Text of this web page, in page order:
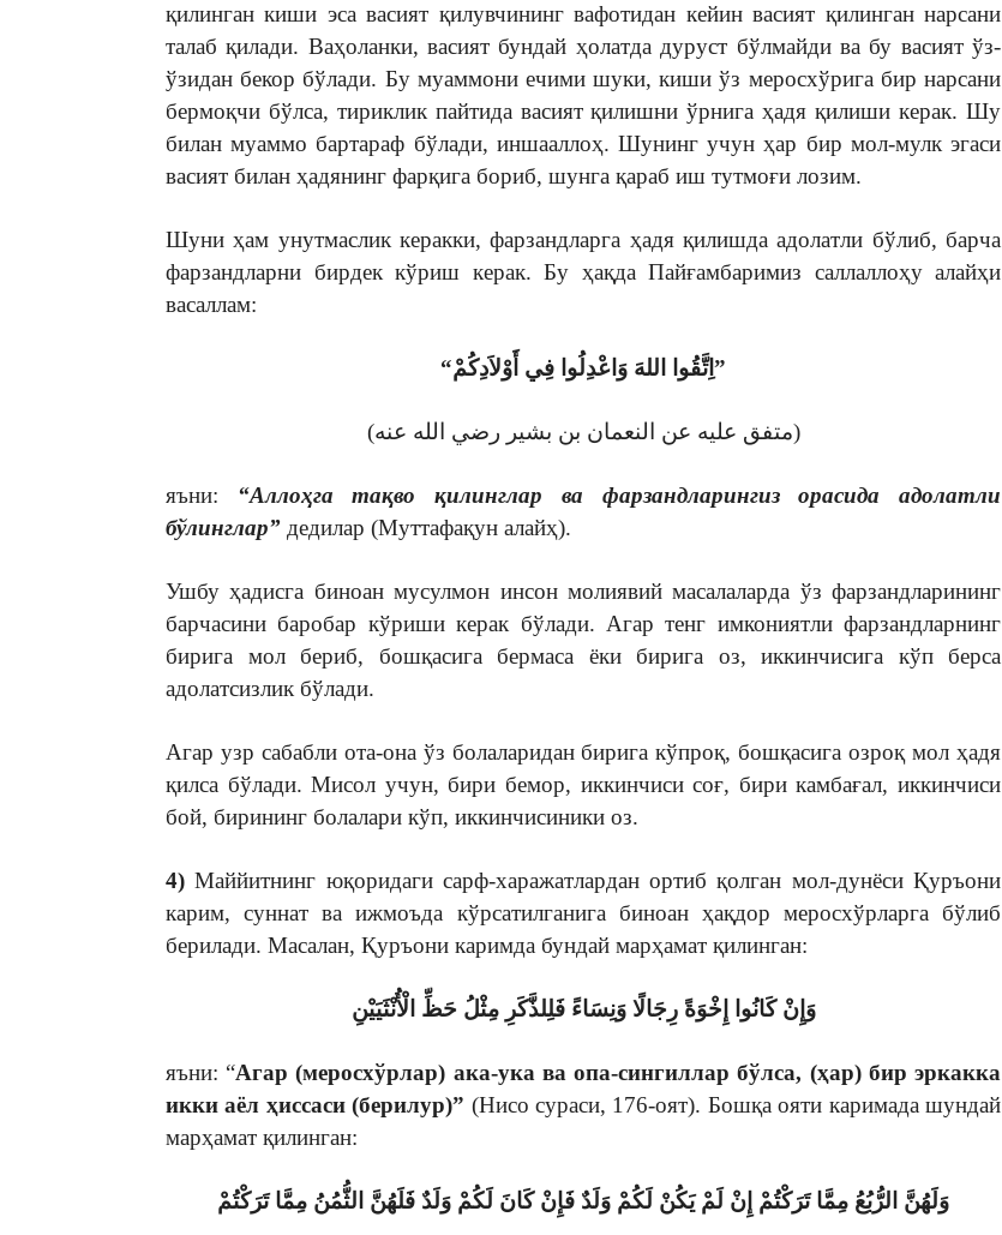
қилинган киши эса васият қилувчининг вафотидан кейин васият қилинган нарсани
талаб қилади. Ваҳоланки, васият бундай ҳолатда дуруст бўлмайди ва бу васият ўз-
ўзидан бекор бўлади. Бу муаммони ечими шуки, киши ўз меросхўрига бир нарсани
бермоқчи бўлса, тириклик пайтида васият қилишни ўрнига ҳадя қилиши керак. Шу
билан муаммо бартараф бўлади, иншааллоҳ. Шунинг учун ҳар бир мол-мулк эгаси
васият билан ҳадянинг фарқига бориб, шунга қараб иш тутмоғи лозим.
Шуни ҳам унутмаслик керакки, фарзандларга ҳадя қилишда адолатли бўлиб, барча
фарзандларни бирдек кўриш керак. Бу ҳақда Пайғамбаримиз саллаллоҳу алайҳи
васаллам:
“اِتَّقُوا اللهَ وَاعْدِلُوا فِي أَوْلاَدِكُمْ”
(متفق عليه عن النعمان بن بشير رضي الله عنه)
яъни: “Аллоҳга тақво қилинглар ва фарзандларингиз орасида адолатли
бўлинглар” дедилар (Муттафақун алайҳ).
Ушбу ҳадисга биноан мусулмон инсон молиявий масалаларда ўз фарзандларининг
барчасини баробар кўриши керак бўлади. Агар тенг имкониятли фарзандларнинг
бирига мол бериб, бошқасига бермаса ёки бирига оз, иккинчисига кўп берса
адолатсизлик бўлади.
Агар узр сабабли ота-она ўз болаларидан бирига кўпроқ, бошқасига озроқ мол ҳадя
қилса бўлади. Мисол учун, бири бемор, иккинчиси соғ, бири камбағал, иккинчиси
бой, бирининг болалари кўп, иккинчисиники оз.
4) Маййитнинг юқоридаги сарф-харажатлардан ортиб қолган мол-дунёси Қуръони
карим, суннат ва ижмоъда кўрсатилганига биноан ҳақдор меросхўрларга бўлиб
берилади. Масалан, Қуръони каримда бундай марҳамат қилинган:
وَإِنْ كَانُوا إِخْوَةً رِجَالًا وَنِسَاءً فَلِلذَّكَرِ مِثْلُ حَظِّ الْأُنْثَيَيْنِ
яъни: “Агар (меросхўрлар) ака-ука ва опа-сингиллар бўлса, (ҳар) бир эркакка
икки аёл ҳиссаси (берилур)” (Нисо сураси, 176-оят). Бошқа ояти каримада шундай
марҳамат қилинган:
وَلَهُنَّ الرُّبُعُ مِمَّا تَرَكْتُمْ إِنْ لَمْ يَكُنْ لَكُمْ وَلَدٌ فَإِنْ كَانَ لَكُمْ وَلَدٌ فَلَهُنَّ الثُّمُنُ مِمَّا تَرَكْتُمْ